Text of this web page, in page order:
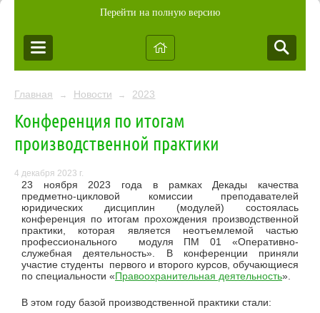
Перейти на полную версию
Главная → Новости → 2023
Конференция по итогам
производственной практики
4 декабря 2023 г.
23 ноября 2023 года в рамках Декады качества
предметно-цикловой комиссии преподавателей
юридических дисциплин (модулей) состоялась
конференция по итогам прохождения производственной
практики, которая является неотъемлемой частью
профессионального модуля ПМ 01 «Оперативно-
служебная деятельность». В конференции приняли
участие студенты первого и второго курсов, обучающиеся
по специальности «Правоохранительная деятельность».
В этом году базой производственной практики стали: